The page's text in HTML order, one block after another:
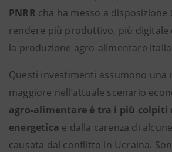
PNRR cha ha messo a
rendere più produttivo, più digitale
la produzione agro-alimentare
Questi investimenti assumono una
maggiore nell’attuale scenario
agro-alimentare è tra i più colpiti
energetica e dalla carenza di
causata dal conflitto in Ucraina.